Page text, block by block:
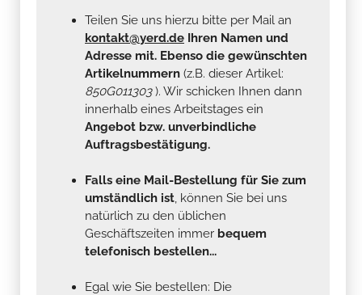
Teilen Sie uns hierzu bitte per Mail an
kontakt@yerd.de Ihren Namen und
Adresse mit. Ebenso die gewünschten
Artikelnummern (z.B. dieser Artikel:
850G011303). Wir schicken Ihnen dann
innerhalb eines Arbeitstages ein
Angebot bzw. unverbindliche
Auftragsbestätigung.
Falls eine Mail-Bestellung für Sie zum
umständlich ist, können Sie bei uns
natürlich zu den üblichen
Geschäftszeiten immer bequem
telefonisch bestellen...
Egal wie Sie bestellen: Die